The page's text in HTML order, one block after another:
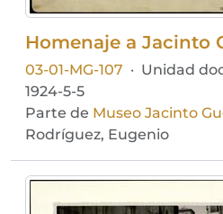
03-01-MG-107 · Unidad
1924-5-5
Parte de Museo Jacinto
Rodríguez, Eugenio